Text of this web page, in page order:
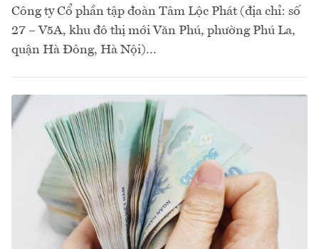
Công ty Cổ phần tập đoàn Tâm Lộc Phát (địa chỉ: số
27 – V5A, khu đô thị mới Văn Phú, phường Phú La,
quận Hà Đông, Hà Nội)...